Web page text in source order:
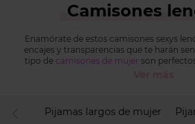
Camisones
Enamórate de estos camisones sexys
encajes y transparencias que te harán
tipo decamisones de mujer son
Pijamas largos de mujer